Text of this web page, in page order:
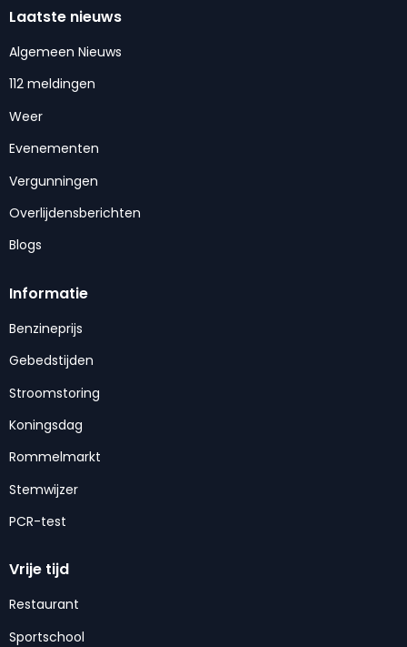
Laatste nieuws
Algemeen Nieuws
112 meldingen
Weer
Evenementen
Vergunningen
Overlijdensberichten
Blogs
Informatie
Benzineprijs
Gebedstijden
Stroomstoring
Koningsdag
Rommelmarkt
Stemwijzer
PCR-test
Vrije tijd
Restaurant
Sportschool